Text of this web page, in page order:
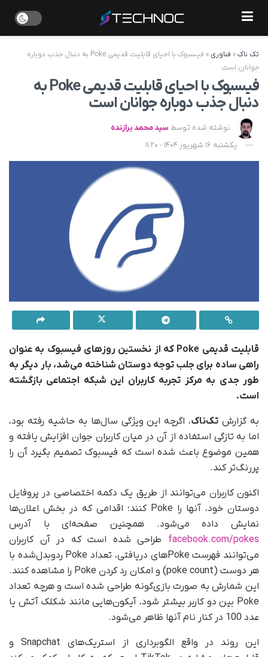
تک ناک» فناوری »
فیسبوک با احیای قابلیت قدیمی Poke به دنبال جذب دوباره
جوانان است
فیسبوک با احیای قابلیت قدیمی Poke به
دنبال جذب دوباره جوانان است
نوشته شده توسط سید محمد برازنده
یکشنبه 16 شهریور 1404 - 11:20
قابلیت قدیمی Poke که از نخستین روزهای فیسبوک به‌ عنوان
راهی ساده برای جلب توجه دوستان شناخته می‌شد، بار دیگر به‌
طور جدی به مرکز تجربه کاربران این شبکه اجتماعی بازگشته
است.
به گزارش تک‌ناک، اگرچه این ویژگی سال‌ها به حاشیه رفته بود،
اما به تازگی استفاده از آن در میان کاربران جوان افزایش یافته و
همین موضوع باعث شده است که فیسبوک تصمیم بگیرد آن را
پررنگ‌تر کند.
اکنون کاربران می‌توانند از طریق یک دکمه اختصاصی در پروفایل
دوستان خود، آنها را Poke کنند؛ اقدامی که در بخش اعلان‌ها
نمایش داده می‌شود. همچنین صفحه‌ای با آدرس
facebook.com/pokes طراحی شده است که در آن کاربران
می‌توانند فهرست Pokeهای دریافتی، تعداد Poke ردوبدل‌شده با
هر دوست (poke count) و امکان رد کردن Poke را مشاهده کنند.
این شمارش به‌ صورت بازی‌گونه طراحی شده است و هرچه تعداد
Poke بین دو کاربر بیشتر شود، آیکون‌هایی مانند شکلک آتش یا
عدد 100 در کنار نام آنها ظاهر می‌شود.
این روند در واقع الگوبرداری از استریک‌های Snapchat و